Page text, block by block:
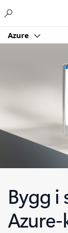
Azure
Bygg i